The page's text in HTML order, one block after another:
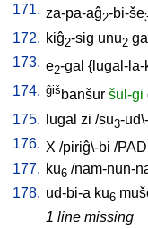
171. za-pa-aĝ2-bi-še
172. kiĝ2-sig unu2 gal
173. e2-gal { lugal-la-
174. ĝiš banšur šul-gi
175.
lugal zi /su3-
176. X /piriĝ\-bi /PAD
177. ku6 /nam-nun-
178. ud-bi-a ku6
1 line missing